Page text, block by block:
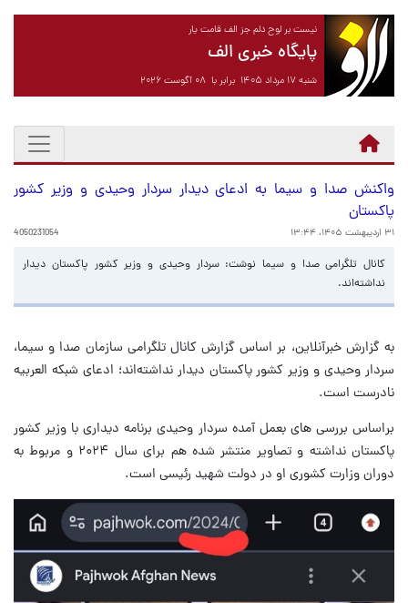
نیست بر لوح دلم جز الف قامت یار
پایگاه خبری الف
شنبه ۱۷ مرداد ۱۴۰۵ برابر با ۰۸ آگوست ۲۰۲۶
واکنش صدا و سیما به ادعای دیدار سردار وحیدی و وزیر کشور
پاکستان
۳۱ اردیبهشت ۱۴۰۵، ۱۳:۴۴ 4050231054
کانال تلگرامی صدا و سیما نوشت: سردار وحیدی و وزیر کشور پاکستان دیدار
نداشته‌اند.
به گزارش خبرآنلاین، بر اساس گزارش کانال تلگرامی سازمان صدا و سیما،
سردار وحیدی و وزیر کشور پاکستان دیدار نداشته‌اند؛ ادعای شبکه العربیه
نادرست است.
براساس بررسی های بعمل آمده سردار وحیدی برنامه دیداری با وزیر کشور
پاکستان نداشته و تصاویر منتشر شده هم برای سال ۲۰۲۴ و مربوط به
دوران وزارت کشوری او در دولت شهید رئیسی است.